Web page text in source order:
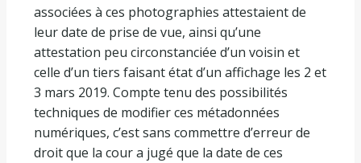
associées à ces photographies attestaient de
leur date de prise de vue, ainsi qu’une
attestation peu circonstanciée d’un voisin et
celle d’un tiers faisant état d’un affichage les 2 et
3 mars 2019. Compte tenu des possibilités
techniques de modifier ces métadonnées
numériques, c’est sans commettre d’erreur de
droit que la cour a jugé que la date de ces